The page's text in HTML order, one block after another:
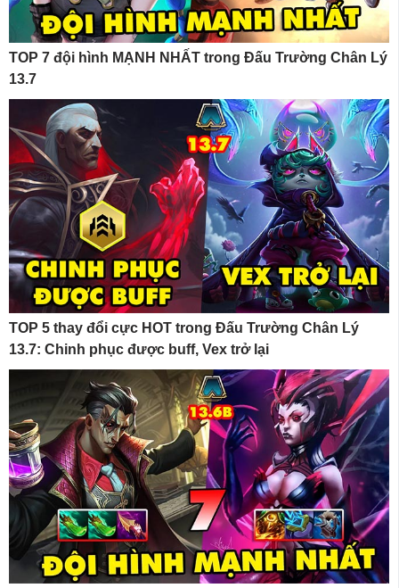
TOP 7 đội hình MẠNH NHẤT trong Đấu Trường Chân Lý
13.7
TOP 5 thay đổi cực HOT trong Đấu Trường Chân Lý
13.7: Chinh phục được buff, Vex trở lại